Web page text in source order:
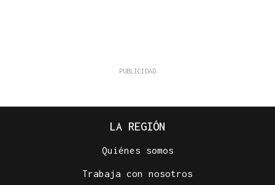
LA REGIÓN
Quiénes somos
Trabaja con nosotros